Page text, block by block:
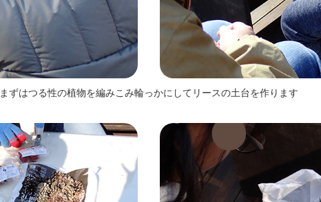
まずはつる性の植物を編みこみ輪っかにしてリースの土台を作ります